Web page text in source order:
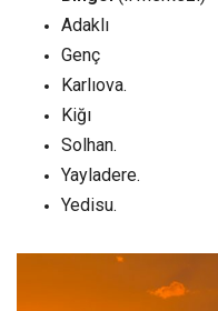
Adaklı
Genç
Karlıova.
Kiğı
Solhan.
Yayladere.
Yedisu.